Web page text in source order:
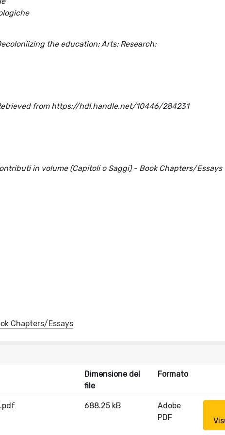
the education; Arts; Research;
from https://hdl.handle.net/10446/284231
in volume (Capitoli o Saggi) - Book Chapters/Essays
Chapters/Essays
Dimensione del
file
Formato
688.25 kB
Adobe
PDF